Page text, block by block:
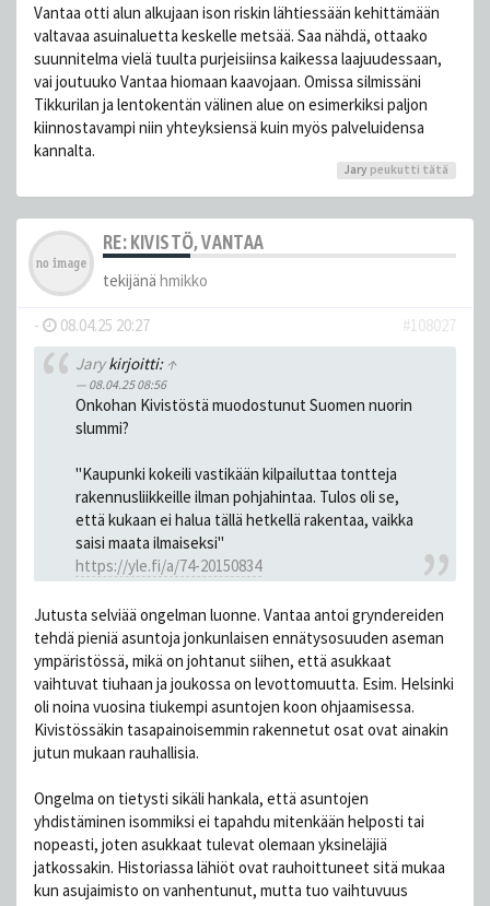
Vantaa otti alun alkujaan ison riskin lähtiessään kehittämään
valtavaa asuinaluetta keskelle metsää. Saa nähdä, ottaako
suunnitelma vielä tuulta purjeisiinsa kaikessa laajuudessaan,
vai joutuuko Vantaa hiomaan kaavojaan. Omissa silmissäni
Tikkurilan ja lentokentän välinen alue on esimerkiksi paljon
kiinnostavampi niin yhteyksiensä kuin myös palveluidensa
kannalta.
Jary peukutti tätä
RE: KIVISTÖ, VANTAA
tekijänä hmikko
- 08.04.25 20:27
#108027
Jarykirjoitti: ↑
08.04.25 08:56
Onkohan Kivistöstä muodostunut Suomen nuorin
slummi?
"Kaupunki kokeili vastikään kilpailuttaa tontteja
rakennusliikkeille ilman pohjahintaa. Tulos oli se,
että kukaan ei halua tällä hetkellä rakentaa, vaikka
saisi maata ilmaiseksi"
https://yle.fi/a/74-20150834
Jutusta selviää ongelman luonne. Vantaa antoi gryndereiden
tehdä pieniä asuntoja jonkunlaisen ennätysosuuden aseman
ympäristössä, mikä on johtanut siihen, että asukkaat
vaihtuvat tiuhaan ja joukossa on levottomuutta. Esim. Helsinki
oli noina vuosina tiukempi asuntojen koon ohjaamisessa.
Kivistössäkin tasapainoisemmin rakennetut osat ovat ainakin
jutun mukaan rauhallisia.
Ongelma on tietysti sikäli hankala, että asuntojen
yhdistäminen isommiksi ei tapahdu mitenkään helposti tai
nopeasti, joten asukkaat tulevat olemaan yksineläjiä
jatkossakin. Historiassa lähiöt ovat rauhoittuneet sitä mukaa
kun asujaimisto on vanhentunut, mutta tuo vaihtuvuus